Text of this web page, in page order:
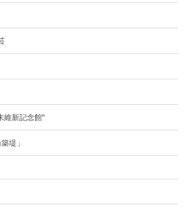
維新記念館"
堤」